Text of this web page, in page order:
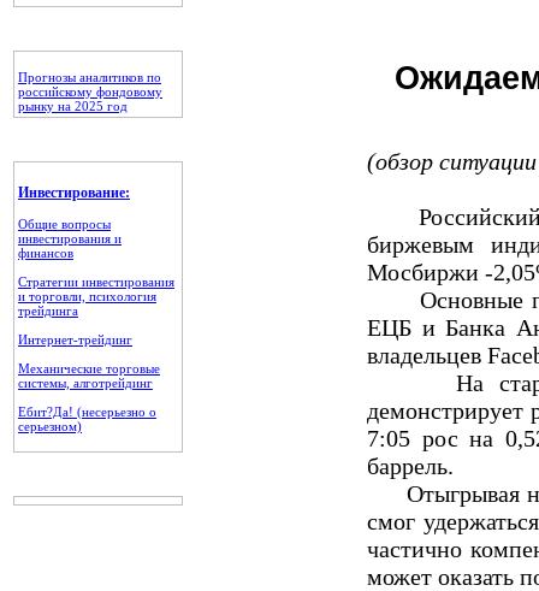
Прогнозы аналитиков по
российскому фондовому
рынку на 2025 год
Инвестирование:
Общие вопросы
инвестирования и
финансов
Стратегии инвестирования
и торговли, психология
трейдинга
Интернет-трейдинг
Механические торговые
системы, алготрейдинг
Ебит?Да! (несерьезно о
серьезном)
(обзор
Российский
биржевым
Мосбиржи -
Основные
ЕЦБ и Банка
владельцев
На старте
7:05 рос на
баррель.
Отыгрывая
смог
частично
может оказать